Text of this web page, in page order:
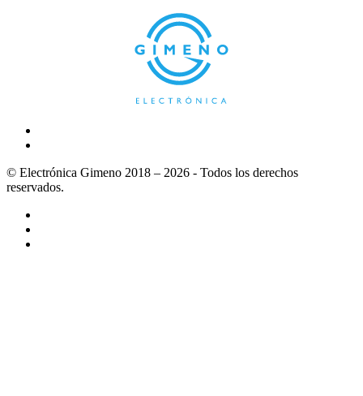
© Electrónica Gimeno 2018 – 2026 - Todos los derechos
reservados.